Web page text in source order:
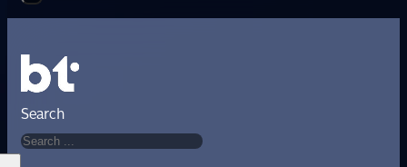
Search